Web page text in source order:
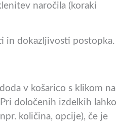
naročila (koraki
in dokazljivosti postopka.
v košarico s klikom na
določenih izdelkih lahko
količina, opcije), če je